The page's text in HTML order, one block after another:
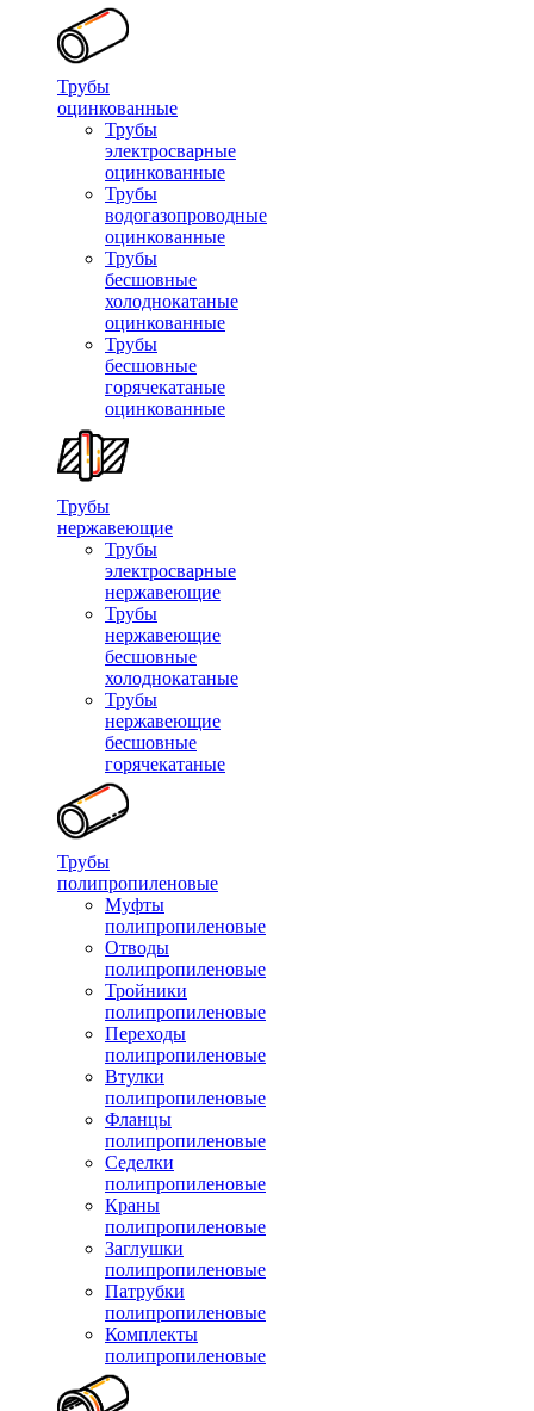
Трубы
оцинкованные
Трубы
электросварные
оцинкованные
Трубы
водогазопроводные
оцинкованные
Трубы
бесшовные
холоднокатаные
оцинкованные
Трубы
бесшовные
горячекатаные
оцинкованные
Трубы
нержавеющие
Трубы
электросварные
нержавеющие
Трубы
нержавеющие
бесшовные
холоднокатаные
Трубы
нержавеющие
бесшовные
горячекатаные
Трубы
полипропиленовые
Муфты
полипропиленовые
Отводы
полипропиленовые
Тройники
полипропиленовые
Переходы
полипропиленовые
Втулки
полипропиленовые
Фланцы
полипропиленовые
Седелки
полипропиленовые
Краны
полипропиленовые
Заглушки
полипропиленовые
Патрубки
полипропиленовые
Комплекты
полипропиленовые